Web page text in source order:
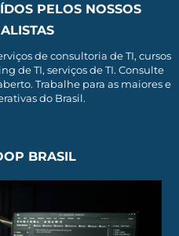
PELOS NOSSOS
de consultoria de TI, cursos
de TI, serviços de TI. Consulte
Trabalhe para as maiores e
do Brasil.
BRASIL